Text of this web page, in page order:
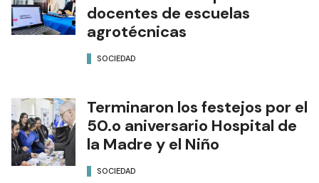
docentes de escuelas
agrotécnicas
SOCIEDAD
Terminaron los festejos por el
50.o aniversario Hospital de
la Madre y el Niño
SOCIEDAD